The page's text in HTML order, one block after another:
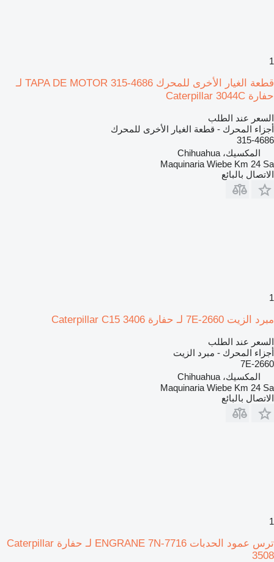
1
قطعة الغيار الأخرى للمحرك TAPA DE MOTOR 315-4686 لـ
حفارة Caterpillar 3044C
السعر عند الطلب
أجزاء المحرك - قطعة الغيار الأخرى للمحرك
315-4686
المكسيك، Chihuahua
Maquinaria Wiebe Km 24 Sa
الاتصال بالبائع
1
مبرد الزيت 7E-2660 لـ حفارة Caterpillar C15 3406
السعر عند الطلب
أجزاء المحرك - مبرد الزيت
7E-2660
المكسيك، Chihuahua
Maquinaria Wiebe Km 24 Sa
الاتصال بالبائع
1
ترس عمود الحدبات ENGRANE 7N-7716 لـ حفارة Caterpillar
3508